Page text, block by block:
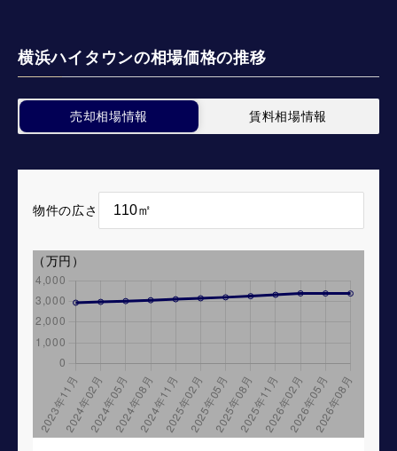
横浜ハイタウンの相場価格の推移
売却相場情報 賃料相場情報
物件の広さ
（万円）